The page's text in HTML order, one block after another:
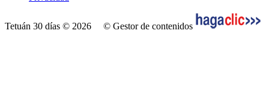
Tetuán 30 días © 2026 © Gestor de contenidos